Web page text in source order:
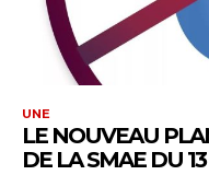
UNE
LE NOUVEAU
DE LA SMAE DU